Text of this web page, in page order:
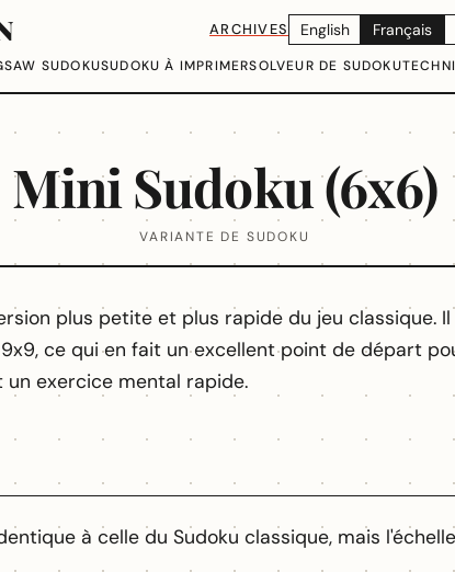
ARCHIVES English Français
SUDOKUSUDOKU À IMPRIMERSOLVEUR DE SUDOKU
Mini Sudoku (6x6)
VARIANTE DE SUDOKU
plus petite et plus rapide du jeu classique.
ce qui en fait un excellent point de départ
exercice mental rapide.
à celle du Sudoku classique, mais